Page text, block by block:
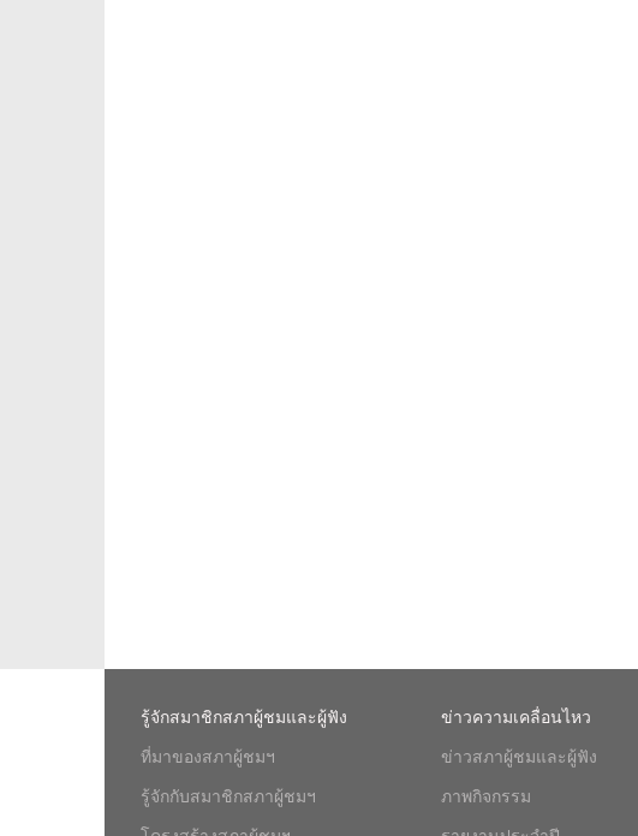
รู้จักสมาชิกสภาผู้ชมและผู้ฟัง
ที่มาของสภาผู้ชมฯ
รู้จักกับสมาชิกสภาผู้ชมฯ
ข่าวความเคลื่อนไหว
ข่าวสภาผู้ชมและผู้ฟัง
ภาพกิจกรรม